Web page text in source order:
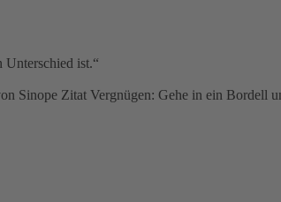
Unterschied ist.“